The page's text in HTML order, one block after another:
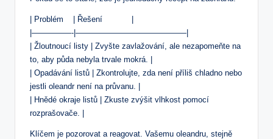
| Problém ​ ⁣ ‍ | Řešení ‍ ‌ ‍ ‌ ​ ⁤ ‍ ⁣ ‍ ‍ ​⁣ |
|—————-|——————————————|
| Žloutnoucí listy ‍| Zvyšte zavlažování, ale nezapomeňte na
to, aby‌ půda nebyla trvale mokrá.⁤ |
|‌ Opadávání‌ listů | Zkontrolujte, ‌zda není ‍příliš chladno nebo
jestli ⁤oleandr není na průvanu.⁤ |
| Hnědé okraje listů⁢ |⁣ Zkuste zvýšit vlhkost ‍pomocí
rozprašovače.‌ |
Klíčem je pozorovat a reagovat. Vašemu ⁣oleandru, stejně